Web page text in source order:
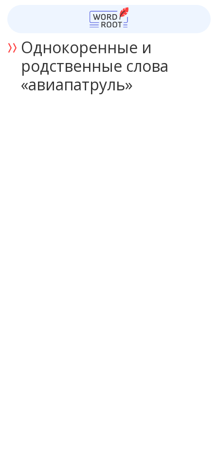
Однокоренные и
родственные слова
«авиапатруль»